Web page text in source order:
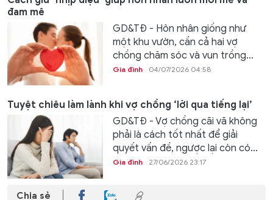
đam mê
GD&TĐ - Hôn nhân giống như
một khu vườn, cần cả hai vợ
chồng chăm sóc và vun trồng...
Gia đình 04/07/2026 04:58
Tuyệt chiêu làm lành khi vợ chồng ‘lời qua tiếng lại’
GD&TĐ - Vợ chồng cãi vã không
phải là cách tốt nhất để giải
quyết vấn đề, ngược lại còn có...
Gia đình 27/06/2026 23:17
Chia sẻ